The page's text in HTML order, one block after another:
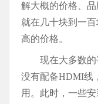
解大概的价格、
就在几十块到一
高的价格。
现在大多数
没有配备HDMI线
用。此时，一些